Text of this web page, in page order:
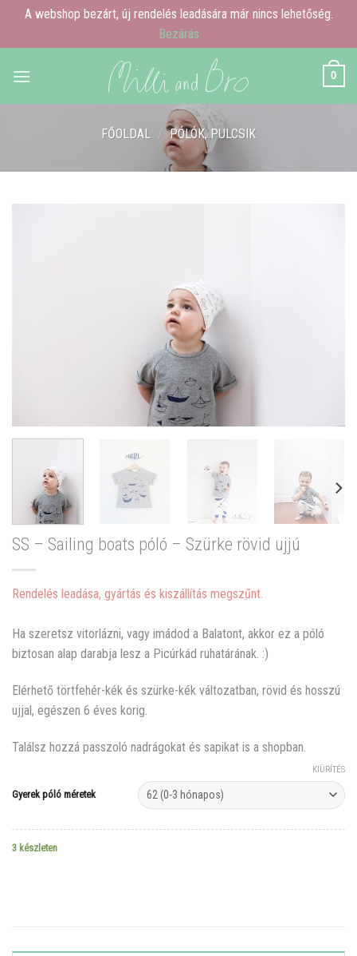
A webshop bezárt, új rendelés leadására már nincs lehetőség.
Bezárás
0
FŐOLDAL / PÓLÓK, PULCSIK
SS – Sailing boats póló – Szürke rövid ujjú
Rendelés leadása, gyártás és kiszállítás megszűnt.
Ha szeretsz vitorlázni, vagy imádod a Balatont, akkor ez a póló
biztosan alap darabja lesz a Picúrkád ruhatárának. :)
Elérhető törtfehér-kék és szürke-kék változatban, rövid és hosszú
ujjal, egészen 6 éves korig.
Találsz hozzá passzoló nadrágokat és sapikat is a shopban.
Gyerek póló méretek
KIÜRÍTÉS
3 készleten